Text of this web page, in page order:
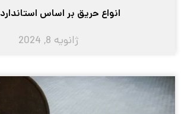
انواع حریق بر اساس استاندارد NFPA
ژانویه 8, 2024